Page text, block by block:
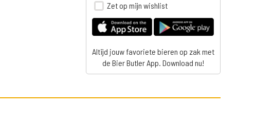
Zet op mijn wishlist
Altijd jouw favoriete bieren op zak met
de Bier Butler App. Download nu!